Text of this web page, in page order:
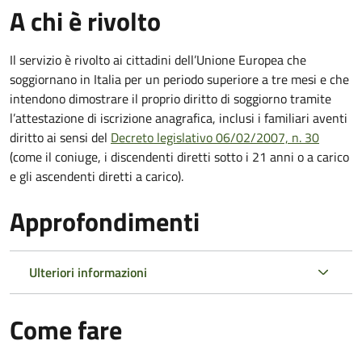
A chi è rivolto
Il servizio è rivolto ai cittadini dell’Unione Europea che
soggiornano in Italia per un periodo superiore a tre mesi e che
intendono dimostrare il proprio diritto di soggiorno tramite
l’attestazione di iscrizione anagrafica, inclusi i familiari aventi
diritto ai sensi del Decreto legislativo 06/02/2007, n. 30
(come il coniuge, i discendenti diretti sotto i 21 anni o a carico
e gli ascendenti diretti a carico).
Approfondimenti
Ulteriori informazioni
Come fare